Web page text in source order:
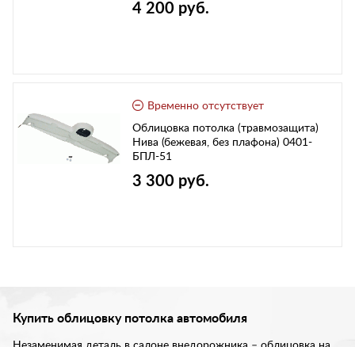
4 200 руб.
Временно отсутствует
Облицовка потолка (травмозащита)
Нива (бежевая, без плафона) 0401-
БПЛ-51
3 300 руб.
Купить облицовку потолка автомобиля